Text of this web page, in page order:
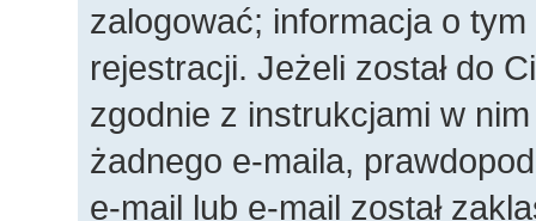
zalogować; informacja o
rejestracji. Jeżeli został do
zgodnie z instrukcjami w
żadnego e-maila,
e-mail lub e-mail został